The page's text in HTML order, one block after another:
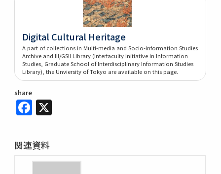
Digital Cultural Heritage
A part of collections in Multi-media and Socio-information Studies
Archive and III/GSII Library (Interfaculty Initiative in Information
Studies, Graduate School of Interdisciplinary Information Studies
Library), the Unviersity of Tokyo are available on this page.
share
Facebook
関連資料